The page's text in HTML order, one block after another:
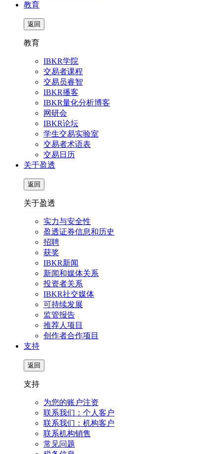
教育
返回
教育
IBKR学院
交易者课程
交易员睿智
IBKR播客
IBKR量化分析博客
网研会
IBKR论坛
学生交易实验室
交易者术语表
交易日历
关于盈透
返回
关于盈透
实力与安全性
盈透证券信息和历史
招聘
获奖
IBKR新闻
新闻和媒体关系
投资者关系
IBKR社交媒体
可持续发展
监管报告
推荐人项目
创作者合作项目
支持
返回
支持
为您的账户注资
联系我们：个人客户
联系我们：机构客户
联系机构销售
常见问题